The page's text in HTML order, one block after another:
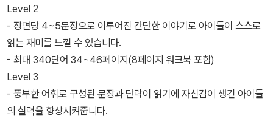
Level 2
- 장면당 4~5문장으로 이루어진 간단한 이야기로 아이들이 스스로
읽는 재미를 느낄 수 있습니다.
- 최대 340단어 34~46페이지(8페이지 워크북 포함)
Level 3
- 풍부한 어휘로 구성된 문장과 단락이 읽기에 자신감이 생긴 아이들
의 실력을 향상시켜줍니다.